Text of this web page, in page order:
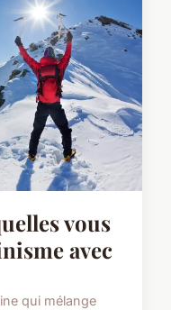
vous
avec
qui mélange